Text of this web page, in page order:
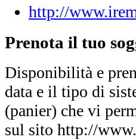
http://
Prenota il tuo
Disponibilità e
data e il tipo di
(panier) che vi
sul sito http://